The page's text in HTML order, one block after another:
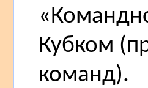
Кубком
команд).